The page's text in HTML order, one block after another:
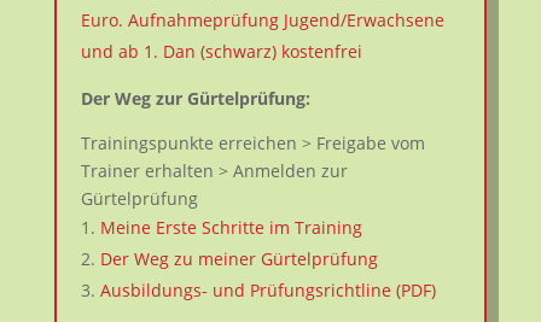
Euro. Aufnahmeprüfung Jugend/Erwachsene
und ab 1. Dan (schwarz) kostenfrei
Der Weg zur Gürtelprüfung:
Trainingspunkte erreichen > Freigabe vom
Trainer erhalten > Anmelden zur
Gürtelprüfung
Meine Erste Schritte im Training
Der Weg zu meiner Gürtelprüfung
Ausbildungs- und Prüfungsrichtline (PDF)